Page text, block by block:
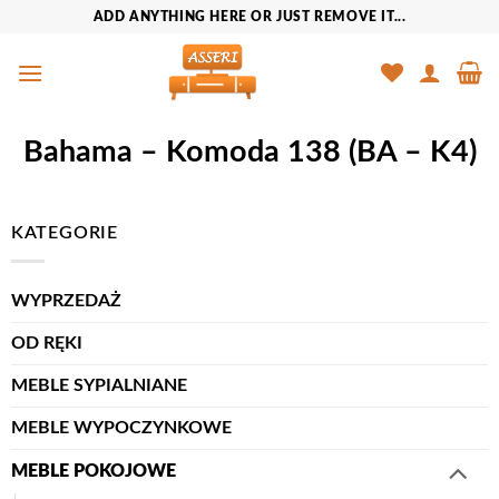
zawartości
ADD ANYTHING HERE OR JUST REMOVE IT...
Bahama – Komoda 138 (BA – K4)
KATEGORIE
WYPRZEDAŻ
OD RĘKI
MEBLE SYPIALNIANE
MEBLE WYPOCZYNKOWE
MEBLE POKOJOWE